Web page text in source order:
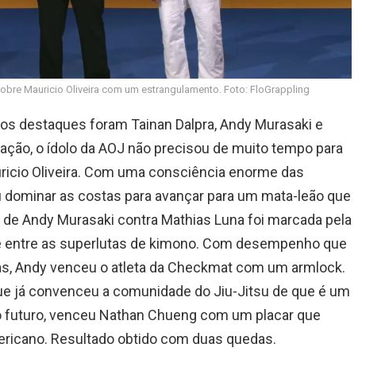
Mauricio Oliveira com um estrangulamento. Foto: FloGrappling
destaques foram Tainan Dalpra, Andy Murasaki e
o ídolo da AOJ não precisou de muito tempo para
Oliveira. Com uma consciência enorme das
as costas para avançar para um mata-leão que
Andy Murasaki contra Mathias Luna foi marcada pela
as superlutas de kimono. Com desempenho que
Andy venceu o atleta da Checkmat com um armlock.
já convenceu a comunidade do Jiu-Jitsu de que é um
venceu Nathan Chueng com um placar que
Resultado obtido com duas quedas.